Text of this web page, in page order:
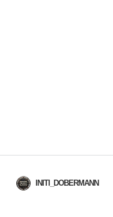
INITI_DOBERMANN